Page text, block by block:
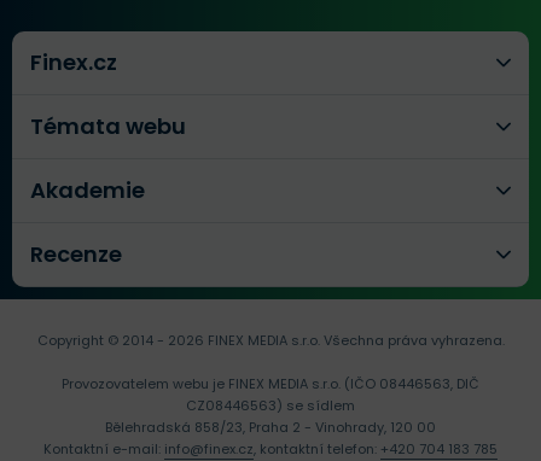
Finex.cz
Témata webu
Akademie
Recenze
Copyright © 2014 - 2026 FINEX MEDIA s.r.o.Všechna práva vyhrazena.
Provozovatelem webu je FINEX MEDIA s.r.o. (IČO 08446563, DIČ
CZ08446563) se sídlem
Bělehradská 858/23, Praha 2 - Vinohrady, 120 00
Kontaktní e-mail: info@finex.cz, kontaktní telefon: +420 704 183 785